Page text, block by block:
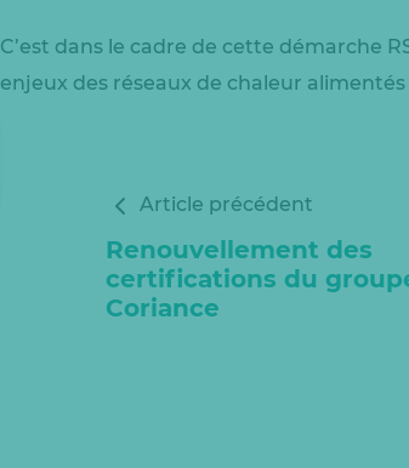
C’est dans le cadre de cette démarche
enjeux des réseaux de chaleur
Article précédent
Renouvellement des
certifications du
Coriance